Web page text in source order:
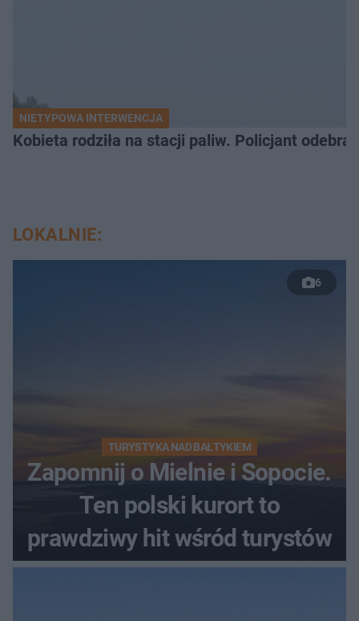
NIETYPOWA INTERWENCJA
Kobieta rodziła na stacji paliw. Policjant
LOKALNIE:
6
TURYSTYKA NAD BAŁTYKIEM
Zapomnij o Mielnie i Sopocie.
Ten polski kurort to
prawdziwy hit wśród turystów